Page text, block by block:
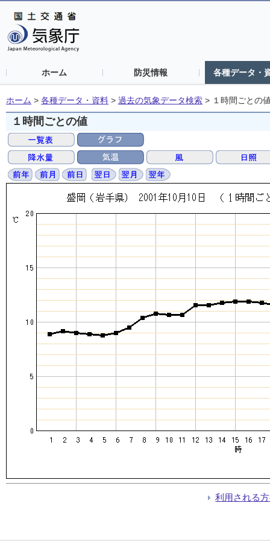
ホーム 防災情報 各種データ・
ホーム > 各種データ・資料 > 過去の気象データ検索 > １時間ごとの
１時間ごとの値
利用される